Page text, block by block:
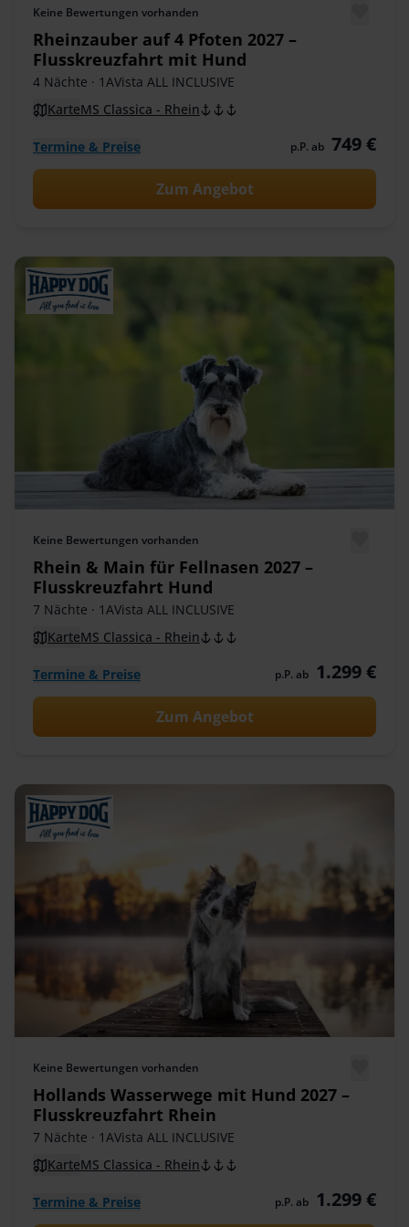
Keine Bewertungen vorhanden
Rheinzauber auf 4 Pfoten 2027 –
Flusskreuzfahrt mit Hund
4 Nächte · 1AVista ALL INCLUSIVE
KarteMS Classica - Rhein
Termine & Preise p.P. ab 749 €
Zum Angebot
Keine Bewertungen vorhanden
Rhein & Main für Fellnasen 2027 –
Flusskreuzfahrt Hund
7 Nächte · 1AVista ALL INCLUSIVE
KarteMS Classica - Rhein
Termine & Preise p.P. ab 1.299 €
Zum Angebot
Keine Bewertungen vorhanden
Hollands Wasserwege mit Hund 2027 –
Flusskreuzfahrt Rhein
7 Nächte · 1AVista ALL INCLUSIVE
KarteMS Classica - Rhein
Termine & Preise p.P. ab 1.299 €